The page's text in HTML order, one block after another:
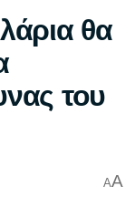
θα
του
AA